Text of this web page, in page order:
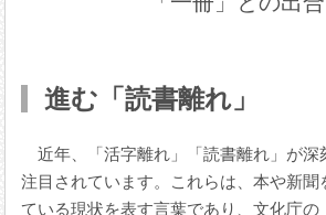
進む「読書離れ」
近年、「活字離れ」「読書離れ」が深
注目されています。これらは、本や新聞
ている現状を表す言葉であり、文化庁の